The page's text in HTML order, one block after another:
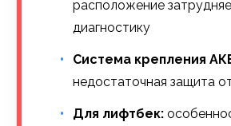
расположение
диагностику
Система крепления
недостаточная защита
Для лифтбек: